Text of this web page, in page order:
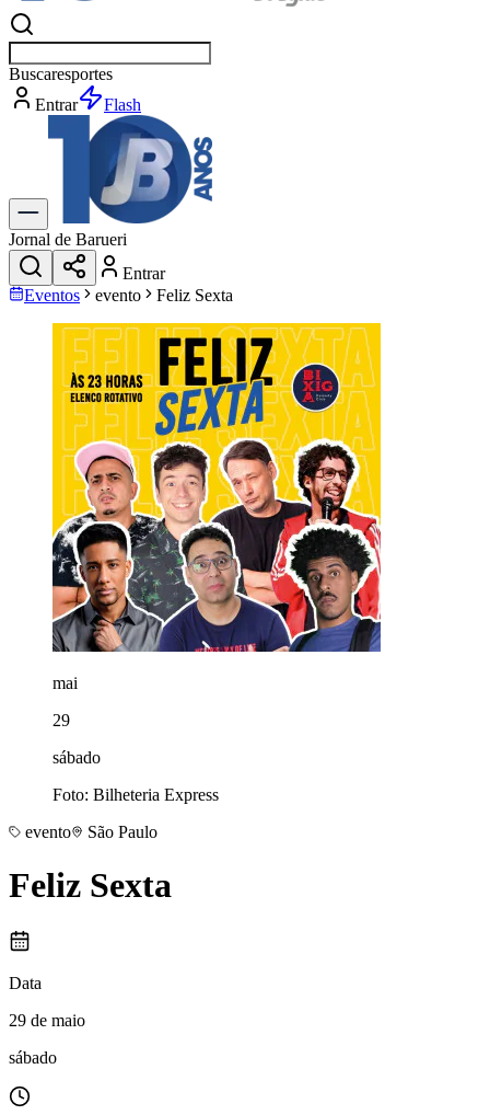
Buscarpo
Entrar
Flash
Jornal de Barueri
Entrar
Eventos
evento Feliz Sexta
mai
29
sábado
Foto: Bilheteria Express
evento
São Paulo
Feliz Sexta
Data
29 de maio
sábado